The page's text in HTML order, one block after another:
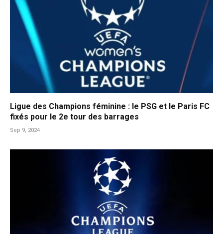
Ligue des Champions féminine : le PSG et le Paris FC
fixés pour le 2e tour des barrages
Sep 9, 2024